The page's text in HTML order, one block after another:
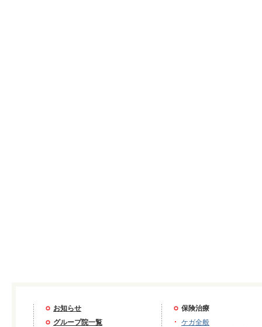
お知らせ
グループ院一覧
保険治療
ケガ全般